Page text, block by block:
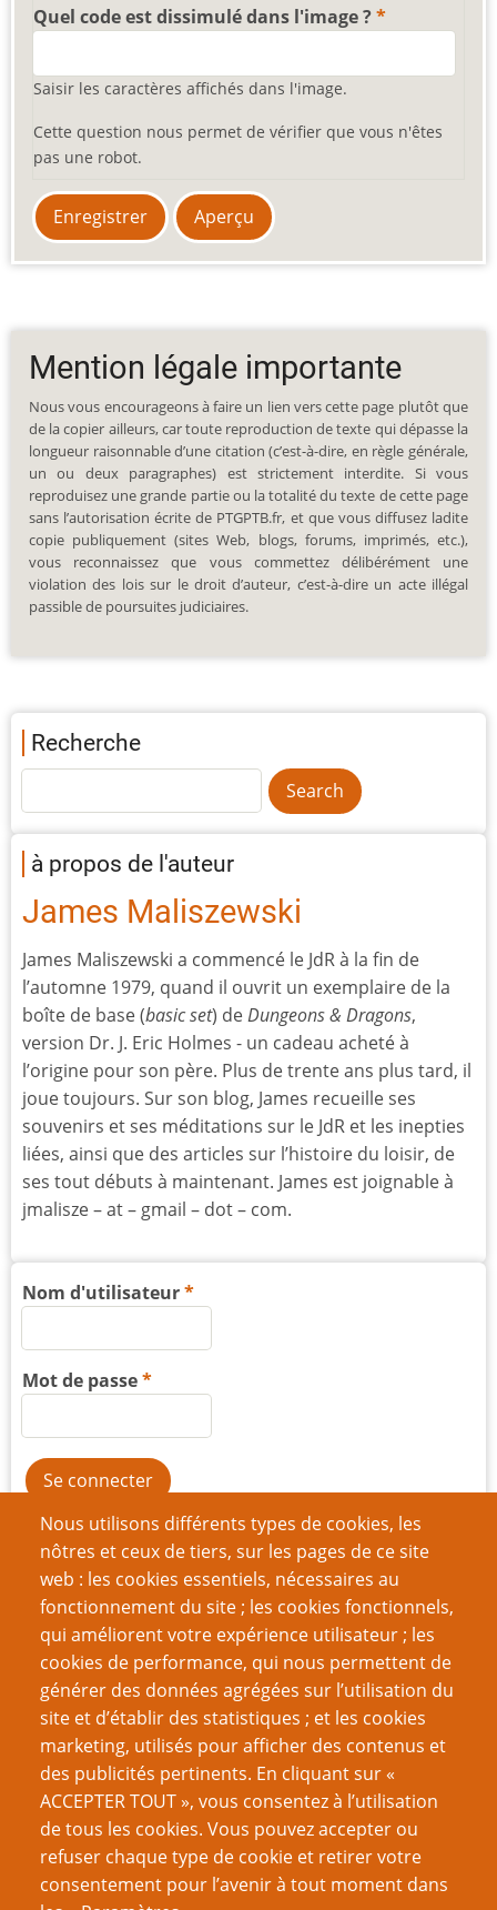
Quel code est dissimulé dans l'image ?
Saisir les caractères affichés dans l'image.
Cette question nous permet de vérifier que vous n'êtes
pas une robot.
Nous utilisons différents types de cookies, les
nôtres et ceux de tiers, sur les pages de ce site
web : les cookies essentiels, nécessaires au
fonctionnement du site ; les cookies fonctionnels,
qui améliorent votre expérience utilisateur ; les
cookies de performance, qui nous permettent de
générer des données agrégées sur l’utilisation du
site et d’établir des statistiques ; et les cookies
marketing, utilisés pour afficher des contenus et
des publicités pertinents. En cliquant sur «
ACCEPTER TOUT », vous consentez à l’utilisation
de tous les cookies. Vous pouvez accepter ou
refuser chaque type de cookie et retirer votre
consentement pour l’avenir à tout moment dans
Mention légale importante
Nous vous encourageons à faire un lien vers cette page plutôt que
de la copier ailleurs, car toute reproduction de texte qui dépasse la
longueur raisonnable d’une citation (c’est-à-dire, en règle générale,
un ou deux paragraphes) est strictement interdite. Si vous
reproduisez une grande partie ou la totalité du texte de cette page
sans l’autorisation écrite de PTGPTB.fr, et que vous diffusez ladite
copie publiquement (sites Web, blogs, forums, imprimés, etc.),
vous reconnaissez que vous commettez délibérément une
violation des lois sur le droit d’auteur, c’est-à-dire un acte illégal
passible de poursuites judiciaires.
Recherche
à propos de l'auteur
James Maliszewski
James Maliszewski a commencé le JdR à la fin de
l’automne 1979, quand il ouvrit un exemplaire de la
boîte de base (basic set) deDungeons & Dragons,
version Dr. J. Eric Holmes - un cadeau acheté à
l’origine pour son père. Plus de trente ans plus tard, il
joue toujours. Sur son blog, James recueille ses
souvenirs et ses méditations sur le JdR et les inepties
liées, ainsi que des articles sur l’histoire du loisir, de
ses tout débuts à maintenant. James est joignable à
jmalisze – at – gmail – dot – com.
Nom d'utilisateur
Mot de passe
Créer un nouveau compte
Réinitialiser votre mot de passe
Du même auteur
Tout compte fait...
Pagination
Page
précédente
‹‹ 2
VOUS AIMEREZ AUSSI
Exilées dans l’indé, mais sans aucun regret
Hopepunk : quand la bonté devient rébellion